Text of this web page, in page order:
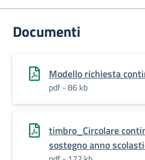
Documenti
Modello richiesta
pdf - 86 kb
timbro_Circolare
sostegno anno